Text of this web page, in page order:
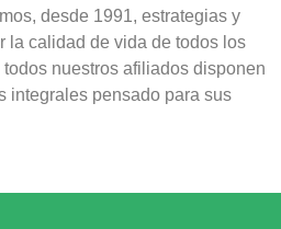
desde 1991, estrategias y
la calidad de vida de todos los
nuestros afiliados disponen
integrales pensado para sus